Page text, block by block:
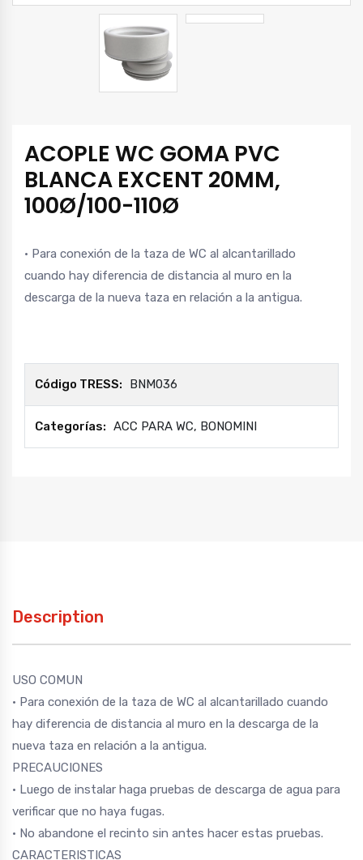
ACOPLE WC GOMA PVC
BLANCA EXCENT 20MM,
100Ø/100-110Ø
• Para conexión de la taza de WC al alcantarillado
cuando hay diferencia de distancia al muro en la
descarga de la nueva taza en relación a la antigua.
Código TRESS: BNM036
Categorías: ACC PARA WC, BONOMINI
Description
USO COMUN
• Para conexión de la taza de WC al alcantarillado cuando
hay diferencia de distancia al muro en la descarga de la
nueva taza en relación a la antigua.
PRECAUCIONES
• Luego de instalar haga pruebas de descarga de agua para
verificar que no haya fugas.
• No abandone el recinto sin antes hacer estas pruebas.
CARACTERISTICAS